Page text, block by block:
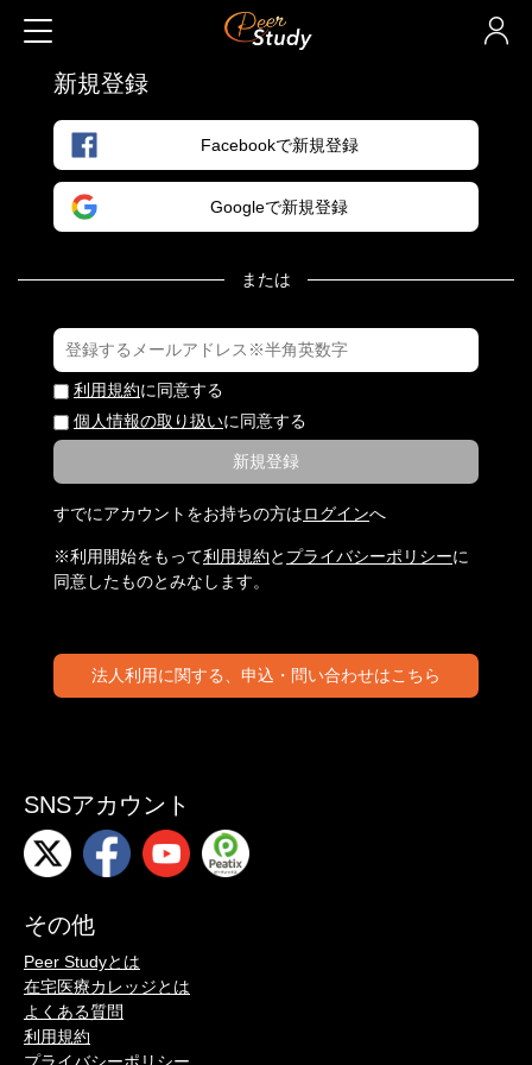
新規登録
Facebookで新規登録
Googleで新規登録
または
利用規約に同意する
個人情報の取り扱いに同意する
新規登録
すでにアカウントをお持ちの方はログインへ
※利用開始をもって利用規約と プライバシーポリシーに
同意したものとみなします。
法人利用に関する、申込・問い合わせはこちら
SNSアカウント
その他
Peer Studyとは
在宅医療カレッジとは
よくある質問
利用規約